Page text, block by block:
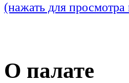
(нажать для просмотра
О палате